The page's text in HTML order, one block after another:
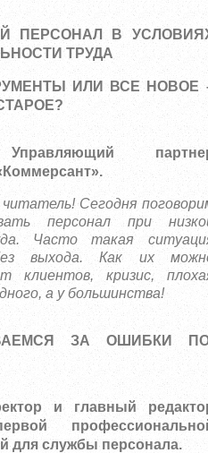
ПЕРСОНАЛ В
ТРУДА
ИЛИ ВСЕ НОВОЕ
Сегодня
персонал при
Часто такая
выхода. Как их
клиентов, кризис,
а у большинства!
ЗА ОШИБКИ
и главный
для службы персонала.